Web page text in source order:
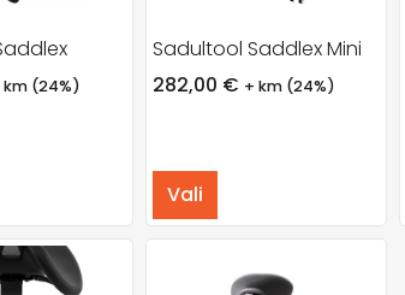
km (24%)
Sadultool Saddlex Mini
282,00 € + km (24%)
Vali